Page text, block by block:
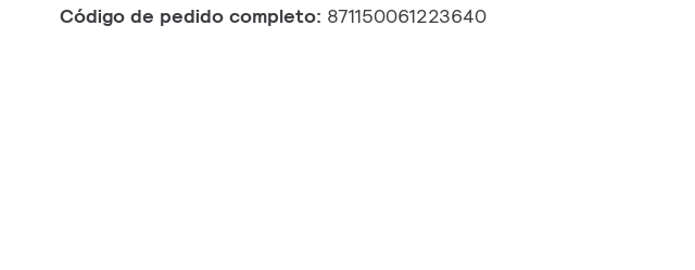
Código de pedido completo: 871150061223640